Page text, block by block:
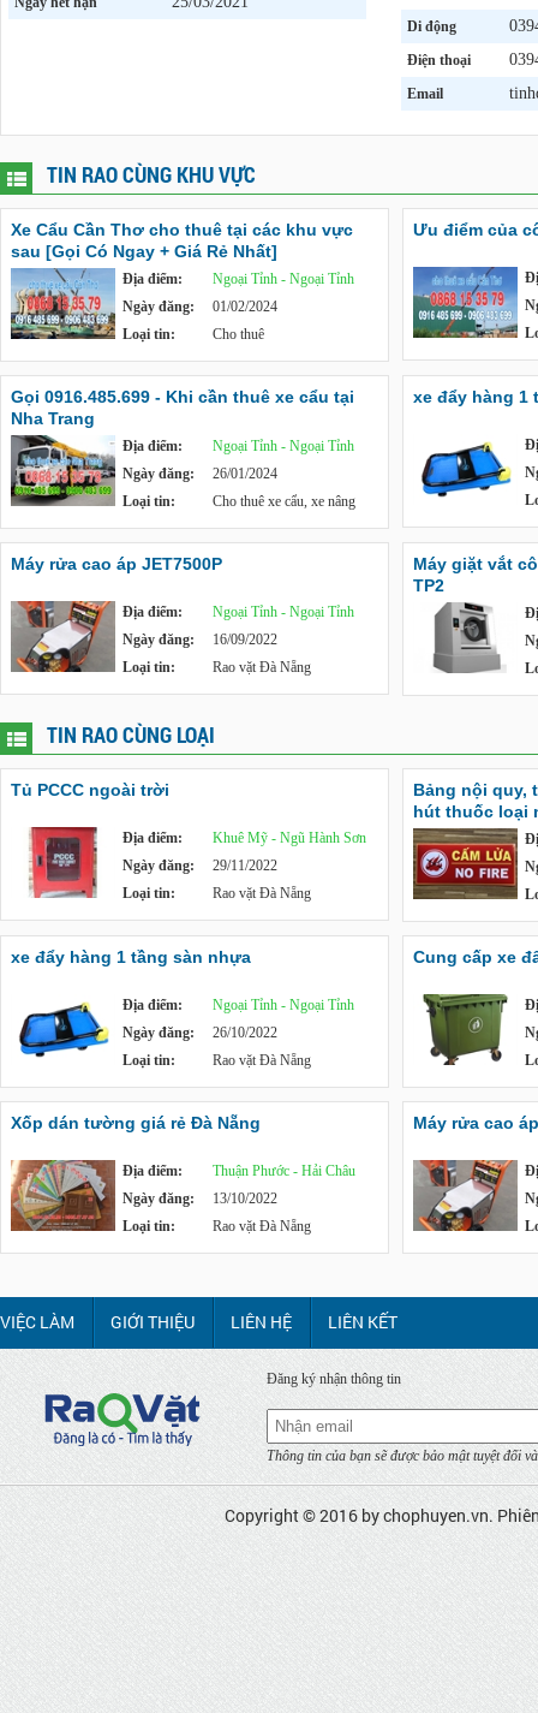
Di động
Điện thoại
Email
TIN RAO CÙNG KHU VỰC
Xe Cẩu Cần Thơ cho thuê tại các khu vực
sau [Gọi Có Ngay + Giá Rẻ Nhất]
Địa điểm:
Ngoại Tỉnh - Ngoại Tỉnh
Ngày đăng:
01/02/2024
Loại tin:
Cho thuê
Ưu điểm của
Gọi 0916.485.699 - Khi cần thuê xe cẩu tại
Nha Trang
Địa điểm:
Ngoại Tỉnh - Ngoại Tỉnh
Ngày đăng:
26/01/2024
Loại tin:
Cho thuê xe cẩu, xe nâng
xe đẩy hàng 1
Máy rửa cao áp JET7500P
Địa điểm:
Ngoại Tỉnh - Ngoại Tỉnh
Ngày đăng:
16/09/2022
Loại tin:
Rao vặt Đà Nẵng
Máy giặt vắt
TP2
TIN RAO CÙNG LOẠI
Tủ PCCC ngoài trời
Địa điểm:
Khuê Mỹ - Ngũ Hành Sơn
Ngày đăng:
29/11/2022
Loại tin:
Rao vặt Đà Nẵng
Bảng nội quy,
hút thuốc loại
xe đẩy hàng 1 tầng sàn nhựa
Địa điểm:
Ngoại Tỉnh - Ngoại Tỉnh
Ngày đăng:
26/10/2022
Loại tin:
Rao vặt Đà Nẵng
Cung cấp xe
Xốp dán tường giá rẻ Đà Nẵng
Địa điểm:
Thuận Phước - Hải Châu
Ngày đăng:
13/10/2022
Loại tin:
Rao vặt Đà Nẵng
Máy rửa cao
VIỆC LÀM GIỚI THIỆU LIÊN HỆ LIÊN KẾT
Đăng ký nhận thông tin
Thông tin của bạn sẽ được bảo mật tuyệt đối
Copyright © 2016 bychophuyen.vn.